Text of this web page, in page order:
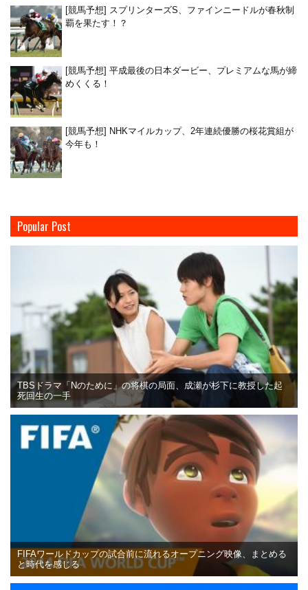
[競馬予想] スプリンターズS、ファインニードルが春秋制
覇を果たす！？
[競馬予想] 平成最後の日本ダービー、プレミアムな馬が締
めくくる！
[競馬予想] NHKマイルカップ、2年連続優勝の桜花賞組が
今年も！
Popular Post
TBSドラマ「Nのために」の将棋の局面、成瀬が杉下に教授した起
死回生の一手
FIFAワールドカップの試合前に流れるオープニング映像、まとめる
と時代を感じる